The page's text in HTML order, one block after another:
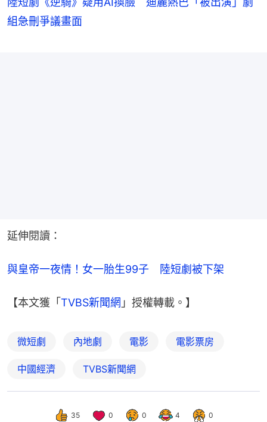
組急刪爭議畫面
延伸閱讀：
與皇帝一夜情！女一胎生99子　陸短劇被下架
【本文獲「 TVBS新聞網 」授權轉載。】
微短劇 內地劇 電影 電影票房
中國經濟 TVBS新聞網
35 0 0 4 0